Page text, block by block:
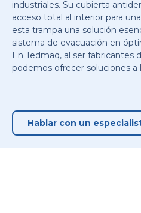
industriales. Su cubierta
acceso total al interior para
esta trampa una solución
sistema de evacuación en
En Tedmaq, al ser fabricantes
podemos ofrecer soluciones a
Hablar con un